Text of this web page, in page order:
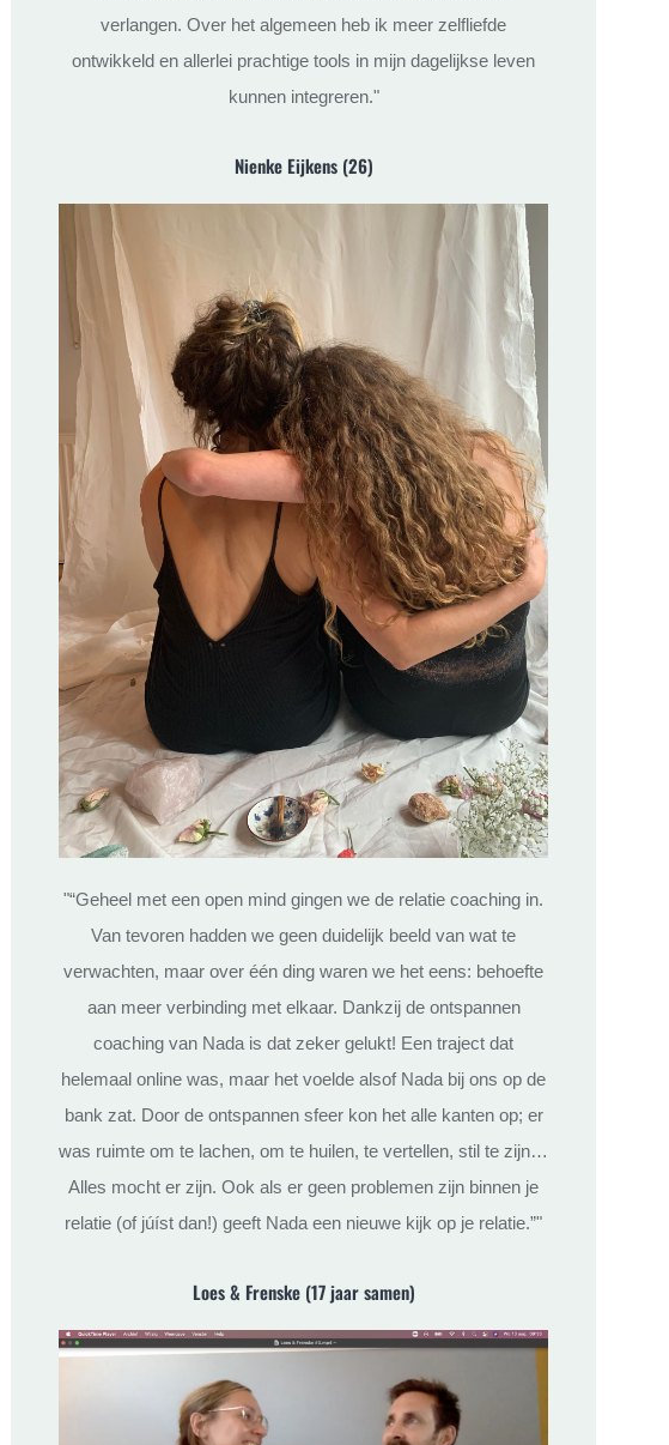
verlangen. Over het algemeen heb ik meer zelfliefde
ontwikkeld en allerlei prachtige tools in mijn dagelijkse leven
kunnen integreren."
Nienke Eijkens (26)
"“Geheel met een open mind gingen we de relatie coaching in.
Van tevoren hadden we geen duidelijk beeld van wat te
verwachten, maar over één ding waren we het eens: behoefte
aan meer verbinding met elkaar. Dankzij de ontspannen
coaching van Nada is dat zeker gelukt! Een traject dat
helemaal online was, maar het voelde alsof Nada bij ons op de
bank zat. Door de ontspannen sfeer kon het alle kanten op; er
was ruimte om te lachen, om te huilen, te vertellen, stil te zijn…
Alles mocht er zijn. Ook als er geen problemen zijn binnen je
relatie (of júíst dan!) geeft Nada een nieuwe kijk op je relatie.”"
Loes & Frenske (17 jaar samen)